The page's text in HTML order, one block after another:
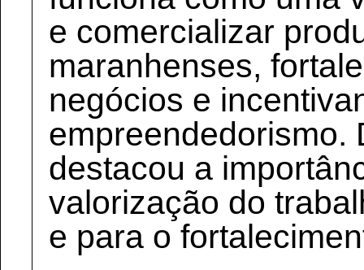
e comercializar
maranhenses,
negócios e
empreendedorismo.
destacou a
valorização do
e para o